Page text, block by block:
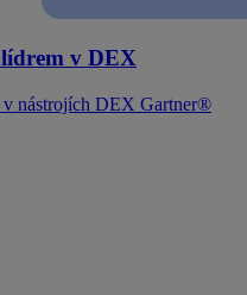
v DEX
v nástrojích DEX Gartner®